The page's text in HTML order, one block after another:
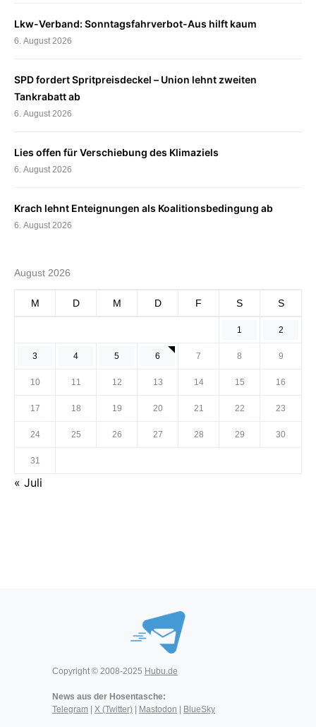
Lkw-Verband: Sonntagsfahrverbot-Aus hilft kaum
6. August 2026
SPD fordert Spritpreisdeckel – Union lehnt zweiten
Tankrabatt ab
6. August 2026
Lies offen für Verschiebung des Klimaziels
6. August 2026
Krach lehnt Enteignungen als Koalitionsbedingung ab
6. August 2026
August 2026
M D M D F S S
1 2
3 4 5 6 7 8 9
10 11 12 13 14 15 16
17 18 19 20 21 22 23
24 25 26 27 28 29 30
31
« Juli
Copyright © 2008-2025 Hubu.de
News aus der Hosentasche:
Telegram
X (Twitter) Mastodon BlueSky